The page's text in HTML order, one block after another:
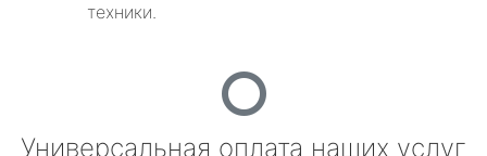
техники.
Универсальная оплата наших услуг